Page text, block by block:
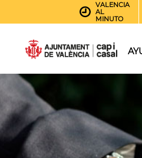
VALENCIA
AL
MINUTO